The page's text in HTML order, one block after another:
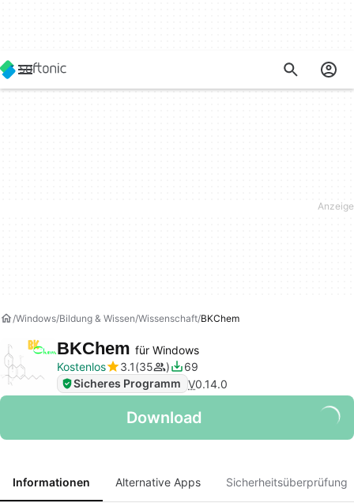
Windows Bildung & Wissen Wissenschaft BKChem
BKChem für Windows
Kostenlos
3.1 35
69
Sicheres Programm V0.14.0
Download
Informationen Alternative Apps Sicherheitsüberprüfung